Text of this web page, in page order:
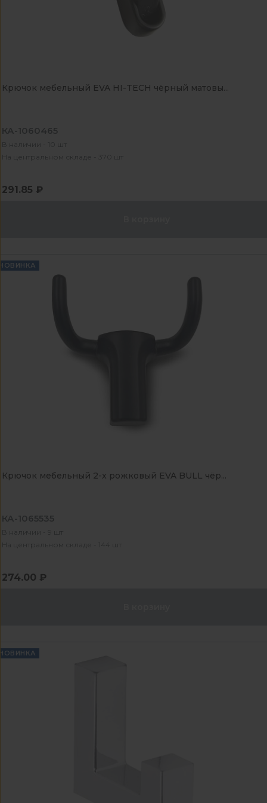
Крючок мебельный EVA HI-TECH чёрный матовы...
КА-1060465
В наличии - 10 шт
На центральном складе - 370 шт
291.85 ₽
Крючок мебельный 2-x рожковый EVA BULL чёр...
КА-1065535
В наличии - 9 шт
На центральном складе - 144 шт
274.00 ₽